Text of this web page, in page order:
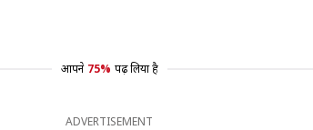
आपने 75% पढ़ लिया है
ADVERTISEMENT